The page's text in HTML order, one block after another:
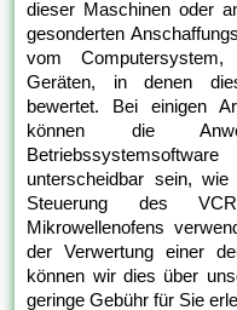
dieser Maschinen oder
gesonderten
vom
Geräten, in denen
bewertet. Bei einigen
können die
unterscheidbar sein,
Steuerung des
Mikrowellenofens
der Verwertung einer
können wir dies über
geringe Gebühr für Sie